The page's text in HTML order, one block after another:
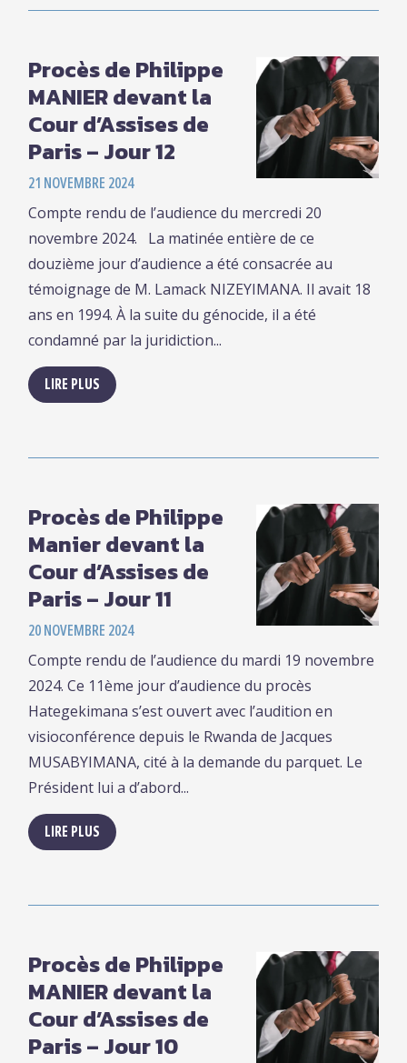
Procès de Philippe
MANIER devant la
Cour d’Assises de
Paris – Jour 12
21 NOVEMBRE 2024
Compte rendu de l’audience du mercredi 20
novembre 2024. La matinée entière de ce
douzième jour d’audience a été consacrée au
témoignage de M. Lamack NIZEYIMANA. Il avait 18
ans en 1994. À la suite du génocide, il a été
condamné par la juridiction...
LIRE PLUS
Procès de Philippe
Manier devant la
Cour d’Assises de
Paris – Jour 11
20 NOVEMBRE 2024
Compte rendu de l’audience du mardi 19 novembre
2024. Ce 11ème jour d’audience du procès
Hategekimana s’est ouvert avec l’audition en
visioconférence depuis le Rwanda de Jacques
MUSABYIMANA, cité à la demande du parquet. Le
Président lui a d’abord...
LIRE PLUS
Procès de Philippe
MANIER devant la
Cour d’Assises de
Paris – Jour 10